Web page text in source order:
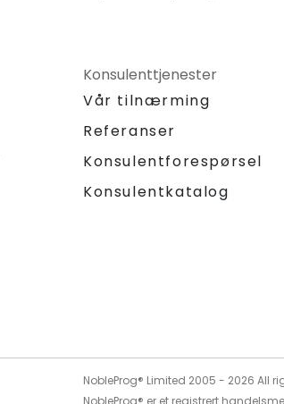
Konsulenttjenester
Vår tilnærming
Referanser
Konsulentforespørsel
Konsulentkatalog
NobleProg® Limited 2005 - 2026 All
NobleProg® er et registrert